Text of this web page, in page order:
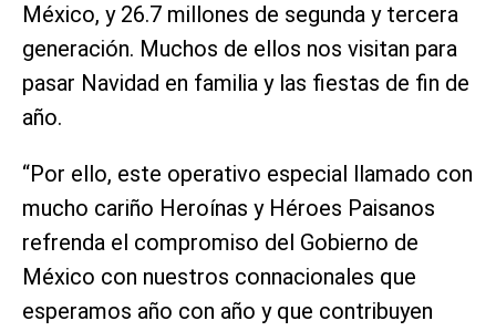
México, y 26.7 millones de segunda y tercera
generación. Muchos de ellos nos visitan para
pasar Navidad en familia y las fiestas de fin de
año.
“Por ello, este operativo especial llamado con
mucho cariño Heroínas y Héroes Paisanos
refrenda el compromiso del Gobierno de
México con nuestros connacionales que
esperamos año con año y que contribuyen